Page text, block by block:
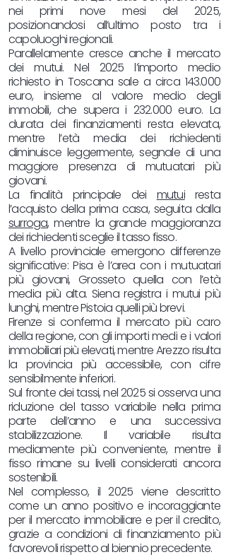
nei primi nove mesi del 2025,
posizionandosi all’ultimo posto tra i
capoluoghi regionali.
Parallelamente cresce anche il mercato
dei mutui. Nel 2025 l’importo medio
richiesto in Toscana sale a circa 143.000
euro, insieme al valore medio degli
immobili, che supera i 232.000 euro. La
durata dei finanziamenti resta elevata,
mentre l’età media dei richiedenti
diminuisce leggermente, segnale di una
maggiore presenza di mutuatari più
giovani.​
La finalità principale dei mutuiresta
l’acquisto della prima casa, seguita dalla
surroga, mentre la grande maggioranza
dei richiedenti sceglie il tasso fisso.
A livello provinciale emergono differenze
significative: Pisa è l’area con i mutuatari
più giovani, Grosseto quella con l’età
media più alta. Siena registra i mutui più
lunghi, mentre Pistoia quelli più brevi.​
Firenze si conferma il mercato più caro
della regione, con gli importi medi e i valori
immobiliari più elevati, mentre Arezzo risulta
la provincia più accessibile, con cifre
sensibilmente inferiori.​
Sul fronte dei tassi, nel 2025 si osserva una
riduzione del tasso variabile nella prima
parte dell’anno e una successiva
stabilizzazione. Il variabile risulta
mediamente più conveniente, mentre il
fisso rimane su livelli considerati ancora
sostenibili.​
Nel complesso, il 2025 viene descritto
come un anno positivo e incoraggiante
per il mercato immobiliare e per il credito,
grazie a condizioni di finanziamento più
favorevoli rispetto al biennio precedente.